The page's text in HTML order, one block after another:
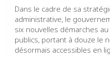
Dans le cadre de sa
administrative, le
six nouvelles démarches
publics, portant à douze le
désormais accessibles en